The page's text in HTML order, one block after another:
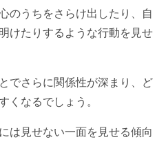
のうちをさらけ出したり、自
けたりするような行動を見せ
でさらに関係性が深まり、ど
くなるでしょう。
は見せない一面を見せる傾向